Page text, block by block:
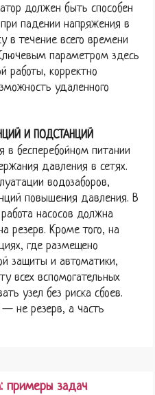
должен быть способен
падении напряжения в
в течение всего времени
параметром здесь
работы, корректно
удаленного
И ПОДСТАНЦИЙ
в бесперебойном питании
давления в сетях.
водозаборов,
повышения давления. В
насосов должна
резерв. Кроме того, на
где размещено
защиты и автоматики,
всех вспомогательных
узел без риска сбоев.
— не резерв, а часть
примеры задач